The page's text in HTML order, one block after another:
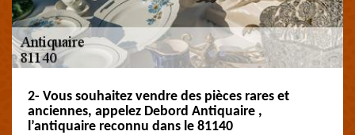
2- Vous souhaitez vendre des pièces rares et
anciennes, appelez Debord Antiquaire ,
l’antiquaire reconnu dans le 81140